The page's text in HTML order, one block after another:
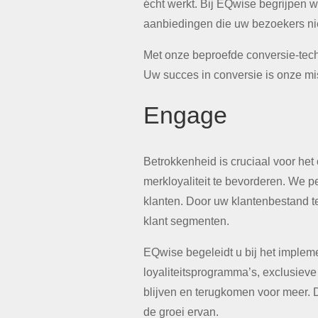
écht werkt. Bij EQwise begrijpen
aanbiedingen die uw bezoekers
Met onze beproefde conversie-
Uw succes in conversie is onze
Engage
Betrokkenheid is cruciaal voor
merkloyaliteit te bevorderen. We
klanten. Door uw klantenbestand
klant segmenten.
EQwise begeleidt u bij het
loyaliteitsprogramma’s,
blijven en terugkomen voor meer.
de groei ervan.